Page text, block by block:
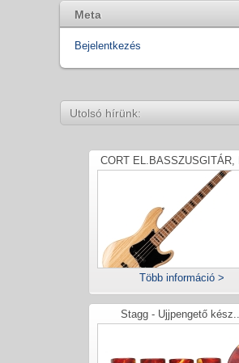
Meta
Bejelentkezés
Utolsó hírünk:
CORT EL.BASSZUSGITÁR,
Több információ >
Stagg - Ujjpengető kész...